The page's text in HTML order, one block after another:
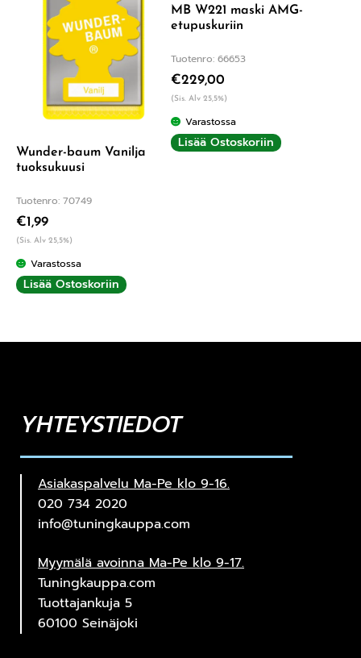
Wunder-baum Vanilja
tuoksukuusi
Tuotenro: 70749
€1,99
(Sis. Alv 25,5%)
Varastossa
Lisää Ostoskoriin
MB W221 maski AMG-
etupuskuriin
Tuotenro: 66653
€229,00
(Sis. Alv 25,5%)
Varastossa
Lisää Ostoskoriin
YHTEYSTIEDOT
Asiakaspalvelu Ma-Pe klo 9-16.
020 734 2020
info@tuningkauppa.com
Myymälä avoinna Ma-Pe klo 9-17.
Tuningkauppa.com
Tuottajankuja 5
60100 Seinäjoki